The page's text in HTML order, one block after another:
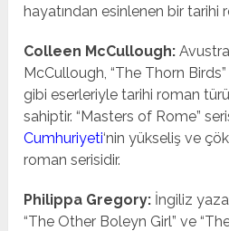
hayatından esinlenen bir tarihi
Colleen McCullough:
McCullough, “The Thorn
gibi eserleriyle tarihi roman
sahiptir. “Masters of Rome”
Cumhuriyeti‘nin yükseliş ve
roman serisidir.
Philippa Gregory: İngiliz
“The Other Boleyn Girl” ve